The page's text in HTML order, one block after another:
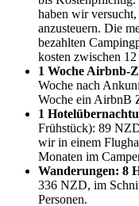
haben wir
anzusteuern. Die
bezahlten
kosten zwischen
1 Woche Airbnb-
Woche nach
Woche ein AirbnB
1
Frühstück): 89
wir in einem
Monaten im
Wanderungen: 8
336 NZD, im
Personen.